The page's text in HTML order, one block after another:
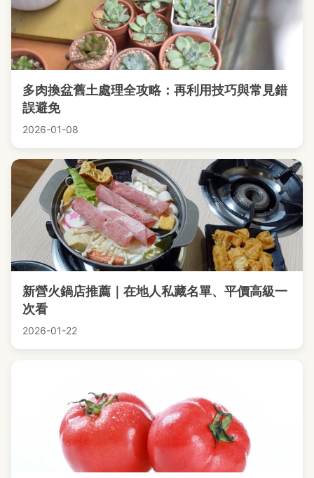
多肉換盆舊土處理全攻略：再利用技巧與常見錯
誤避免
2026-01-08
新營火鍋店推薦｜在地人私藏名單、平價高級一
次看
2026-01-22